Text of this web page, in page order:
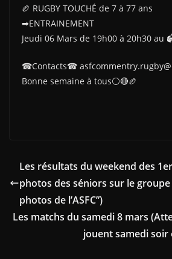
🏉 RUGBY TOUCHÉ de 7 à 77 ans
➡ENTRAINEMENT
Jeudi 06 Mars de 19h00 à 20h30 au
☎Contacts☎
Bonne semaine à tous⚪🔴🏉
Les résultats du weekend des
photos des séniors sur le groupe
photos de l’ASFC”)
Les matchs du samedi 8 mars
jouent samedi